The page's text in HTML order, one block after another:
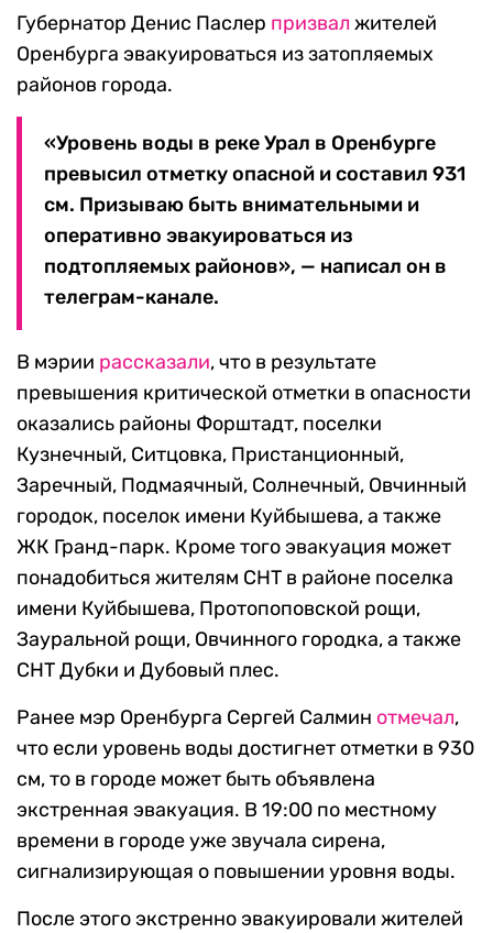
Губернатор Денис Паслер призвал жителей
Оренбурга эвакуироваться из затопляемых
районов города.
«Уровень воды в реке Урал в Оренбурге
превысил отметку опасной и составил 931
см. Призываю быть внимательными и
оперативно эвакуироваться из
подтопляемых районов», — написал он в
телеграм-канале.
В мэрии рассказали, что в результате
превышения критической отметки в опасности
оказались районы Форштадт, поселки
Кузнечный, Ситцовка, Пристанционный,
Заречный, Подмаячный, Солнечный, Овчинный
городок, поселок имени Куйбышева, а также
ЖК Гранд-парк. Кроме того эвакуация может
понадобиться жителям СНТ в районе поселка
имени Куйбышева, Протопоповской рощи,
Зауральной рощи, Овчинного городка, а также
СНТ Дубки и Дубовый плес.
Ранее мэр Оренбурга Сергей Салмин отмечал,
что если уровень воды достигнет отметки в 930
см, то в городе может быть объявлена
экстренная эвакуация. В 19:00 по местному
времени в городе уже звучала сирена,
сигнализирующая о повышении уровня воды.
После этого экстренно эвакуировали жителей